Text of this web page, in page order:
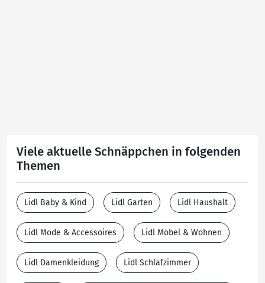
Viele aktuelle Schnäppchen in folgenden
Themen
Lidl Baby & Kind Lidl Garten Lidl Haushalt
Lidl Mode & Accessoires Lidl Möbel & Wohnen
Lidl Damenkleidung Lidl Schlafzimmer